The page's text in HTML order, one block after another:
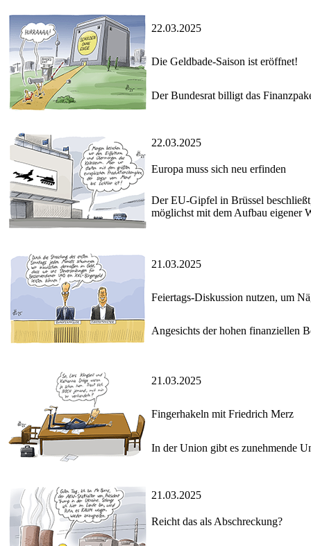
22.03.2025
Die Geldbade-Saison ist eröffnet!
Der Bundesrat billigt das
22.03.2025
Europa muss sich neu erfinden
Der EU-Gipfel in Brüssel
möglichst mit dem Aufbau eigener
21.03.2025
Feiertags-Diskussion nutzen, um
Angesichts der hohen finanziellen
21.03.2025
Fingerhakeln mit Friedrich Merz
In der Union gibt es zunehmende
21.03.2025
Reicht das als Abschreckung?